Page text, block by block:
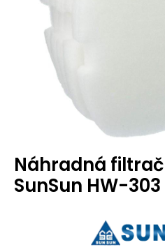
Náhradná
SunSun HW-303